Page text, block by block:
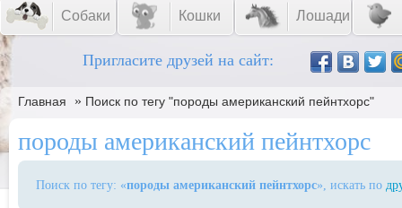
Собаки Кошки Лошади
Пригласите друзей на сайт:
Главная » Поиск по тегу "породы американский пейнтхорс"
породы американский пейнтхорс
Поиск по тегу: «породы американский пейнтхорс», искать по